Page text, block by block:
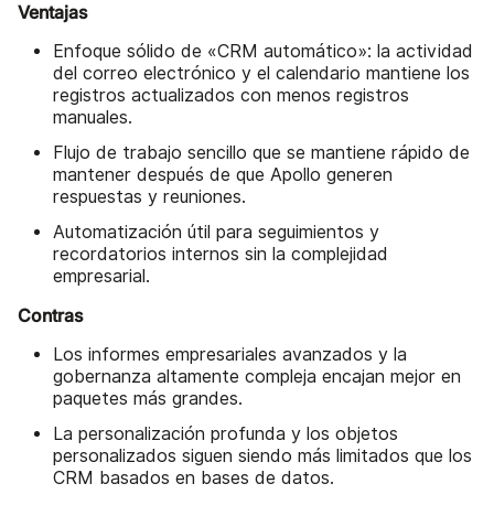
Ventajas
Enfoque sólido de «CRM automático»: la actividad
del correo electrónico y el calendario mantiene los
registros actualizados con menos registros
manuales.
Flujo de trabajo sencillo que se mantiene rápido de
mantener después de que Apollo generen
respuestas y reuniones.
Automatización útil para seguimientos y
recordatorios internos sin la complejidad
empresarial.
Contras
Los informes empresariales avanzados y la
gobernanza altamente compleja encajan mejor en
paquetes más grandes.
La personalización profunda y los objetos
personalizados siguen siendo más limitados que los
CRM basados en bases de datos.